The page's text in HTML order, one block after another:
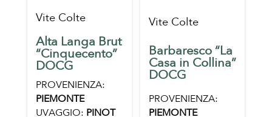
Vite Colte
Alta Langa Brut
“Cinquecento”
DOCG
PROVENIENZA:
PIEMONTE
UVAGGIO: PINOT
Vite Colte
Barbaresco “La
Casa in Collina”
DOCG
PROVENIENZA:
PIEMONTE